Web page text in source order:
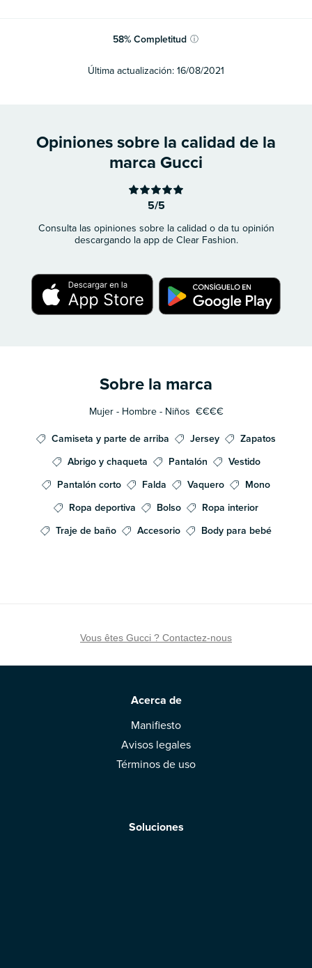
58% Completitud ⓘ
Última actualización: 16/08/2021
Opiniones sobre la calidad de la
marca Gucci
5/5
Consulta las opiniones sobre la calidad o da tu opinión
descargando la app de Clear Fashion.
Sobre la marca
Mujer - Hombre - Niños €€€€
Camiseta y parte de arriba Jersey
Zapatos
Abrigo y chaqueta
Pantalón
Vestido
Pantalón corto
Falda Vaquero
Mono
Ropa deportiva
Bolso
Ropa interior
Traje de baño
Accesorio Body para bebé
Vous êtes Gucci ? Contactez-nous
Acerca de
Manifiesto
Avisos legales
Términos de uso
Soluciones